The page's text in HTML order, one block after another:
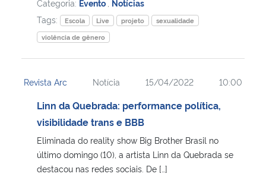
Advocacia-Geral da União
Categoria: Evento Notícias
Tags:
Escola Live projeto
sexualidade
violência de gênero
Revista Arc Notícia 15/04/2022 10:00
Linn da Quebrada: performance política,
visibilidade trans e BBB
Eliminada do reality show Big Brother Brasil no
último domingo (10), a artista Linn da Quebrada se
destacou nas redes sociais. De […]